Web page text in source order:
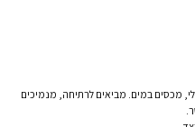
מכסים במים. מביאים לרתיחה, מנמיכים